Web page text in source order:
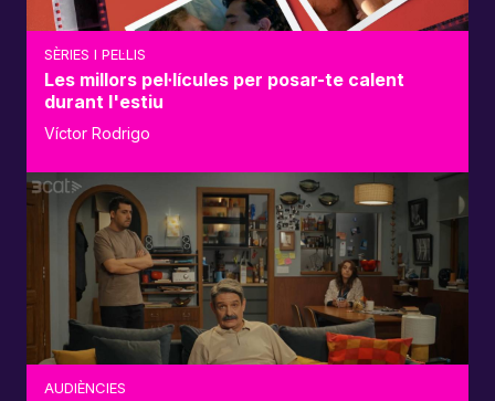
SÈRIES I PEL·LIS
Les millors pel·lícules per posar-te calent
durant l'estiu
Víctor Rodrigo
AUDIÈNCIES